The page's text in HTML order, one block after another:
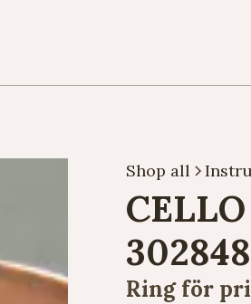
Shop all
Ring för